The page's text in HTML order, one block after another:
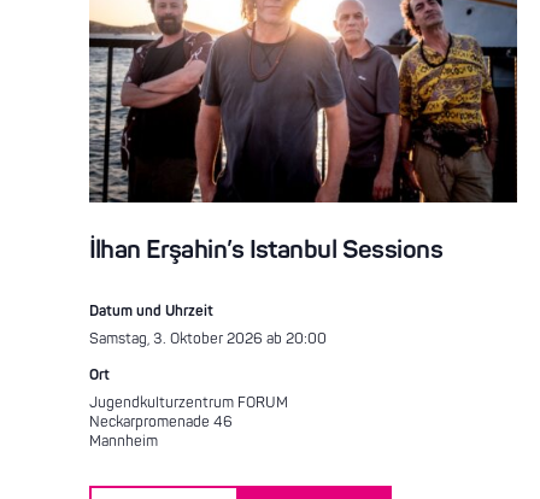
İlhan Erşahin’s Istanbul Sessions
Datum und Uhrzeit
Samstag, 3. Oktober 2026 ab 20:00
Ort
Jugendkulturzentrum FORUM
Neckarpromenade 46
Mannheim